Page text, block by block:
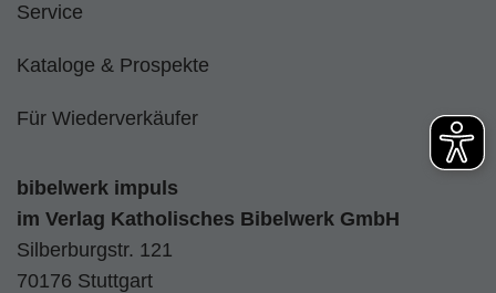
Service
Kataloge & Prospekte
Für Wiederverkäufer
bibelwerk impuls
im Verlag Katholisches Bibelwerk GmbH
Silberburgstr. 121
70176 Stuttgart